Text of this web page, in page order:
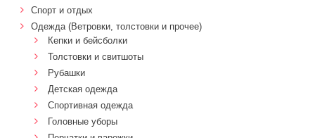
Спорт и отдых
Одежда (Ветровки, толстовки и прочее)
Кепки и бейсболки
Толстовки и свитшоты
Рубашки
Детская одежда
Спортивная одежда
Головные уборы